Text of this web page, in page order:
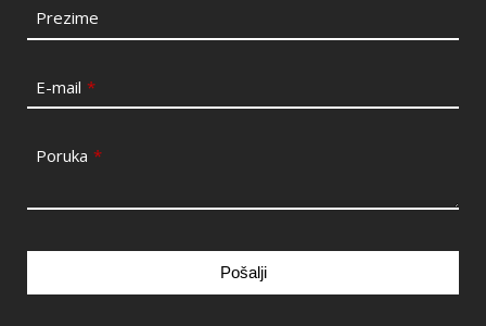
Prezime
E-mail *
Poruka *
Pošalji